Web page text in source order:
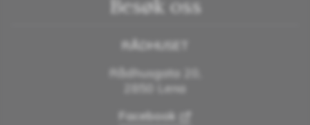
Besøk oss
RÅDHUSET
Rådhusgata 20,
2850 Lena
Facebook